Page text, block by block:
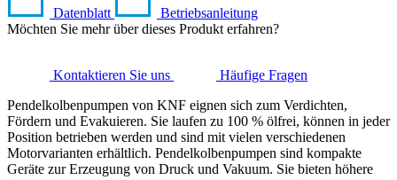
Datenblatt
Betriebsanleitung
Möchten Sie mehr über dieses Produkt erfahren?
Kontaktieren Sie uns
Häufige Fragen
Pendelkolbenpumpen von KNF eignen sich zum Verdichten,
Fördern und Evakuieren. Sie laufen zu 100 % ölfrei, können in jeder
Position betrieben werden und sind mit vielen verschiedenen
Motorvarianten erhältlich. Pendelkolbenpumpen sind kompakte
Geräte zur Erzeugung von Druck und Vakuum. Sie bieten höhere